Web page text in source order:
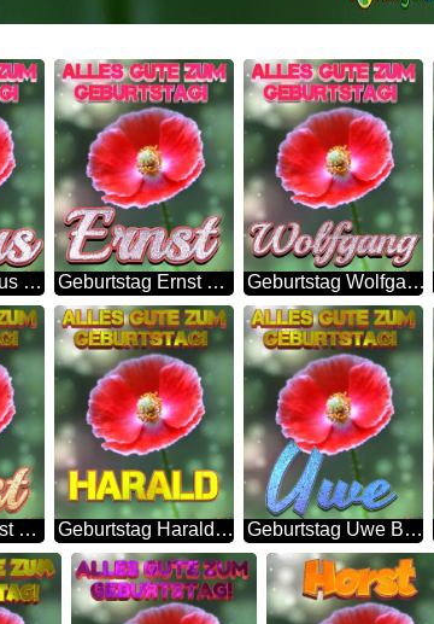
Geburtstag Claus Blue Poppy Card Background Geburtstag Ernst Blue Poppy Card Background Geburtstag Wolfgang Blue Poppy Card Background
Geburtstag Horst Blue Poppy Card Background Geburtstag Harald Blue Poppy Card Background Geburtstag Uwe Blue Poppy Card Background